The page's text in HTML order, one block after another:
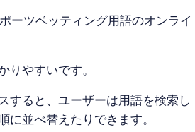
ーツベッティング用語のオンライ
りやすいです。
すると、ユーザーは用語を検索し
に並べ替えたりできます。